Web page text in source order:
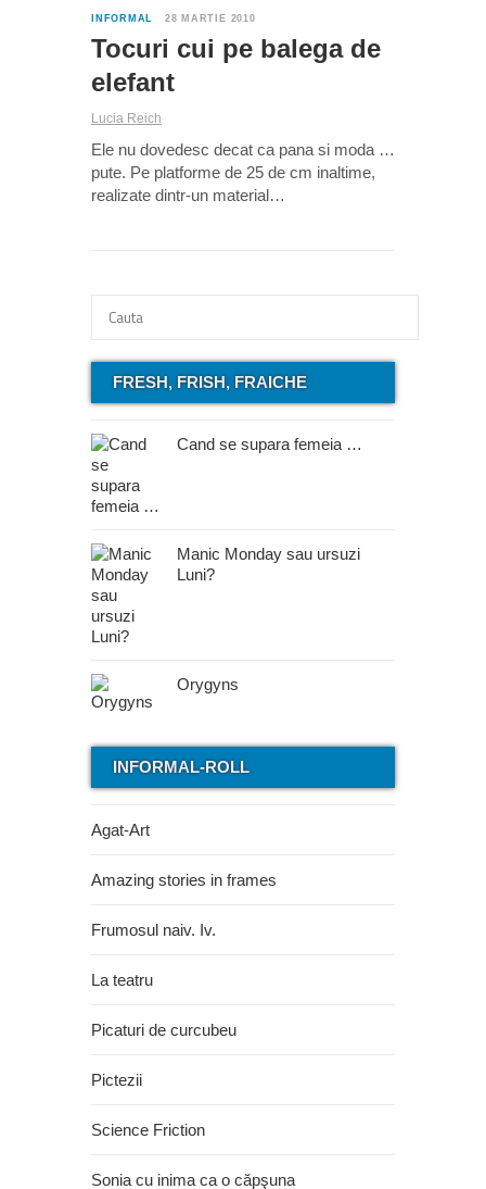
INFORMAL 28 MARTIE 2010
Tocuri cui pe balega de
elefant
Lucia Reich
Ele nu dovedesc decat ca pana si moda …
pute. Pe platforme de 25 de cm inaltime,
realizate dintr-un material…
FRESH, FRISH, FRAICHE
Cand se supara femeia …
Manic Monday sau ursuzi
Luni?
Orygyns
INFORMAL-ROLL
Agat-Art
Amazing stories in frames
Frumosul naiv. Iv.
La teatru
Picaturi de curcubeu
Pictezii
Science Friction
Sonia cu inima ca o căpşuna